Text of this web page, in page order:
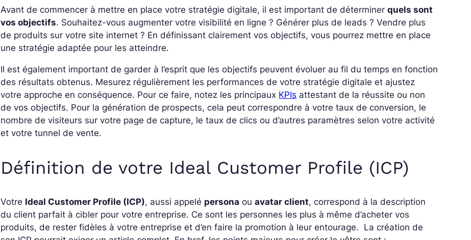
Avant de commencer à mettre en place votre stratégie digitale, il est important de déterminerquels sont
vos objectifs. Souhaitez-vous augmenter votre visibilité en ligne ? Générer plus de leads ? Vendre plus
de produits sur votre site internet ? En définissant clairement vos objectifs, vous pourrez mettre en place
une stratégie adaptée pour les atteindre.
Il est également important de garder à l’esprit que les objectifs peuvent évoluer au fil du temps en fonction
des résultats obtenus. Mesurez régulièrement les performances de votre stratégie digitale et ajustez
votre approche en conséquence. Pour ce faire, notez les principaux KPIs attestant de la réussite ou non
de vos objectifs. Pour la génération de prospects, cela peut correspondre à votre taux de conversion, le
nombre de visiteurs sur votre page de capture, le taux de clics ou d’autres paramètres selon votre activité
et votre tunnel de vente.
Définition de votre Ideal Customer Profile (ICP)
Votre Ideal Customer Profile (ICP), aussi appelé persona ouavatar client, correspond à la description
du client parfait à cibler pour votre entreprise. Ce sont les personnes les plus à même d’acheter vos
produits, de rester fidèles à votre entreprise et d’en faire la promotion à leur entourage. La création de